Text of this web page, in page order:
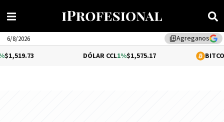
library_addAgreganos
6/8/2026
1%$1,575.17 0.13%